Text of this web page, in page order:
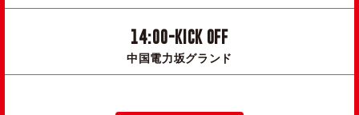
14:00-KICK OFF
中国電力坂グランド